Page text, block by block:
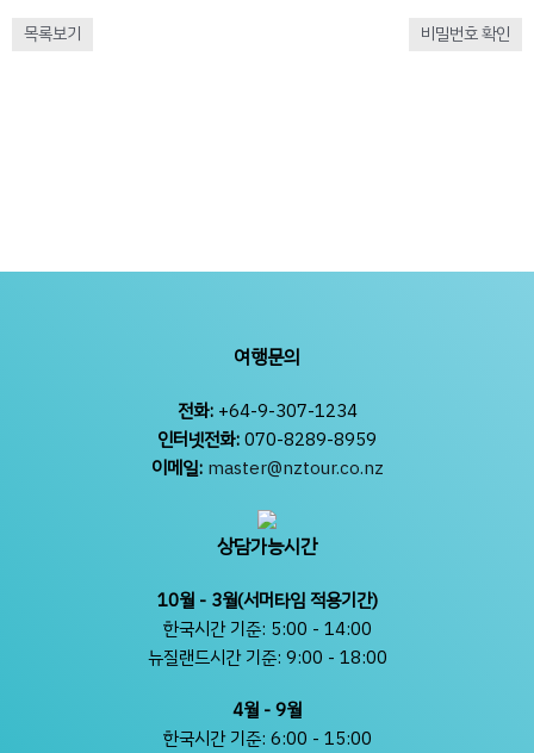
목록보기 비밀번호 확인
여행문의
전화:+64-9-307-1234
인터넷전화:070-8289-8959
이메일: master@nztour.co.nz
상담가능시간
10월 - 3월(서머타임 적용기간)
한국시간 기준: 5:00 - 14:00
뉴질랜드시간 기준: 9:00 - 18:00
4월 - 9월
한국시간 기준: 6:00 - 15:00